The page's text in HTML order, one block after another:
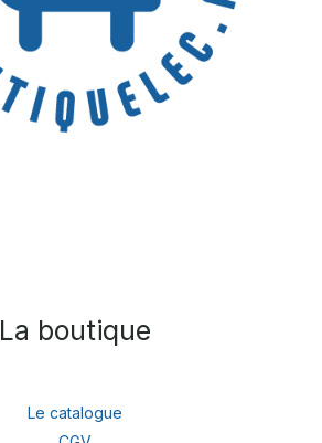
La boutique
Le catalogue